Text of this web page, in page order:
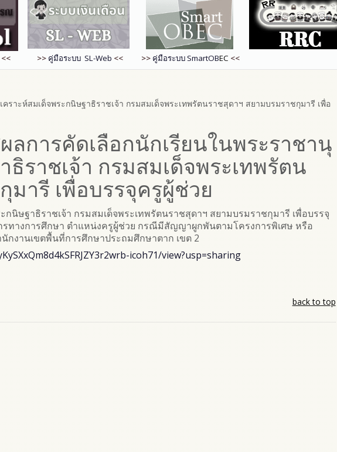
<< >> คู่มือระบบ SL-Web << >> คู่มือระบบSmartOBEC <<
ราะห์สมเด็จพระกนิษฐาธิราชเจ้า กรมสมเด็จพระเทพรัตนราชสุดาฯ สยามบรมราชกุมารี เพื่อ
ลการคัดเลือกนักเรียนในพระราชานุ
ธิราชเจ้า กรมสมเด็จพระเทพรัตน
ารี เพื่อบรรจุครูผู้ช่วย
นิษฐาธิราชเจ้า กรมสมเด็จพระเทพรัตนราชสุดาฯ สยามบรมราชกุมารี เพื่อบรรจุ
รทางการศึกษา ตำแหน่งครูผู้ช่วย กรณีมีสัญญาผูกพันตามโครงการพิเศษ หรือ
กงานเขตพื้นที่การศึกษาประถมศึกษาตาก เขต 2
icoh71/view?usp=sharing
back to top